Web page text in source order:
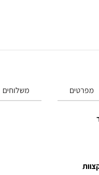
מפרטים משלוחים